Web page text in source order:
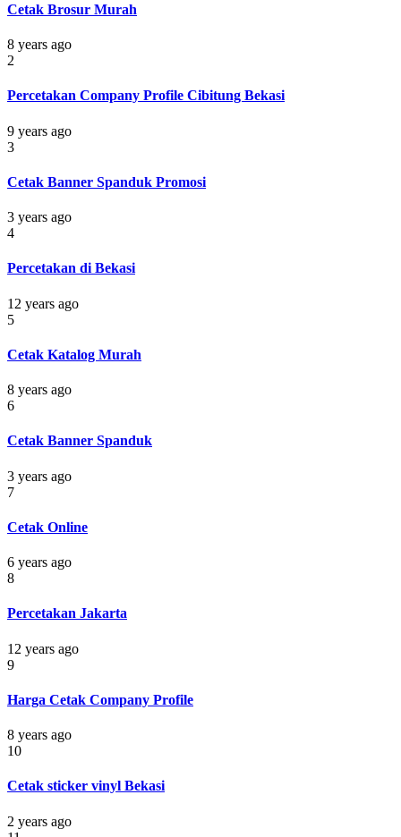
Cetak Brosur Murah
8 years ago
2
Percetakan Company Profile Cibitung Bekasi
9 years ago
3
Cetak Banner Spanduk Promosi
3 years ago
4
Percetakan di Bekasi
12 years ago
5
Cetak Katalog Murah
8 years ago
6
Cetak Banner Spanduk
3 years ago
7
Cetak Online
6 years ago
8
Percetakan Jakarta
12 years ago
9
Harga Cetak Company Profile
8 years ago
10
Cetak sticker vinyl Bekasi
2 years ago